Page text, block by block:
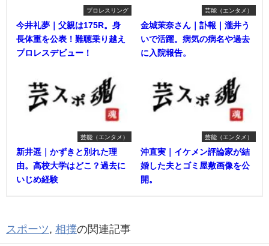
プロレスリング
今井礼夢｜父親は175R。身
長体重を公表！難聴乗り越え
プロレスデビュー！
芸能（エンタメ）
金城茉奈さん｜訃報｜瀧井う
いで活躍。病気の病名や過去
に入院報告。
芸能（エンタメ）
新井遥｜かずきと別れた理
由。高校大学はどこ？過去に
いじめ経験
芸能（エンタメ）
沖直実｜イケメン評論家が結
婚した夫とゴミ屋敷画像を公
開。
スポーツ, 相撲の関連記事